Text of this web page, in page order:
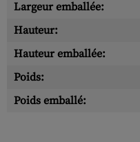
Largeur emballée:
Hauteur:
Hauteur emballée:
Poids:
Poids emballé: